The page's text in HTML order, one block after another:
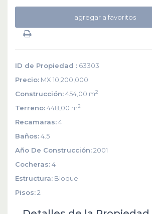
agregar a favoritos
ID de Propiedad : 63303
Precio: MX 10,200,000
Construcción:454,00 m2
Terreno:448,00 m2
Recamaras:4
Baños:4.5
Año De Construcción:2001
Cocheras:4
Estructura: Bloque
Pisos:2